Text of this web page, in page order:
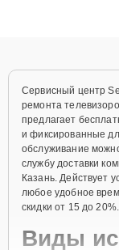
Сервисный центр
ремонта
предлагает
и фиксированные
обслуживание
службу доставки
Казань. Действует
любое удобное
скидки от 15 до 20%.
Виды